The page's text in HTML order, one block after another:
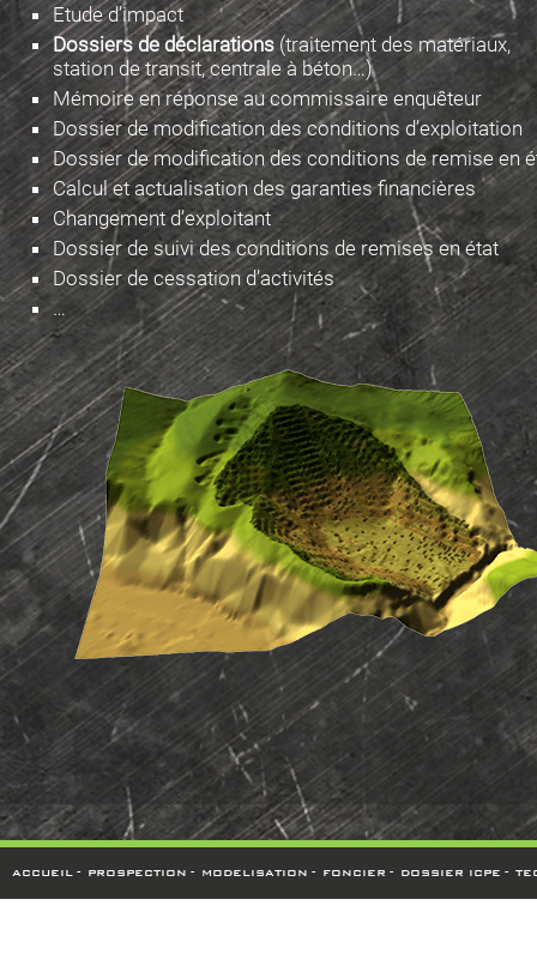
Etude d’impact
Dossiers de déclarations (traitement des matériaux,
station de transit, centrale à béton…)
Mémoire en réponse au commissaire enquêteur
Dossier de modification des conditions d’exploitation
Dossier de modification des conditions de remise en
Calcul et actualisation des garanties financières
Changement d’exploitant
Dossier de suivi des conditions de remises en état
Dossier de cessation d’activités
…
ACCUEIL - PROSPECTION - MODELISATION - FONCIER - DOSSIER ICPE -